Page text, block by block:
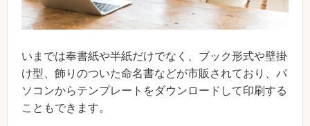
いまでは奉書紙や半紙だけでなく、ブック形式や壁掛
け型、飾りのついた命名書などが市販されており、パ
ソコンからテンプレートをダウンロードして印刷する
こともできます。